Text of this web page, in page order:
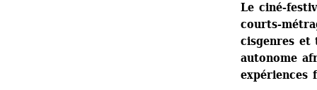
Le ciné-
courts-
cisgenres et
autonome
expériences